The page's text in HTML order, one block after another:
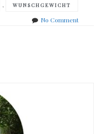
, WUNSCHGEWICHT
No Commenton